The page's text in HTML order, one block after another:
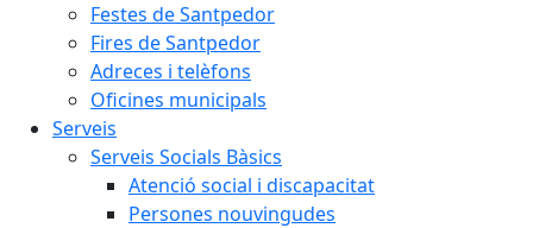
Festes de Santpedor
Fires de Santpedor
Adreces i telèfons
Oficines municipals
Serveis
Serveis Socials Bàsics
Atenció social i discapacitat
Persones nouvingudes